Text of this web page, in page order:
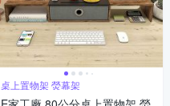
桌上置物架 熒幕架